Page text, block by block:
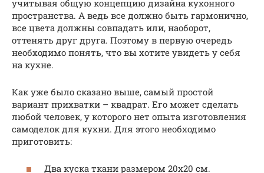
учитывая общую концепцию дизайна кухонного
пространства. А ведь все должно быть гармонично,
все цвета должны совпадать или, наоборот,
оттенять друг друга. Поэтому в первую очередь
необходимо понять, что вы хотите увидеть у себя
на кухне.
Как уже было сказано выше, самый простой
вариант прихватки – квадрат. Его может сделать
любой человек, у которого нет опыта изготовления
самоделок для кухни. Для этого необходимо
приготовить:
Два куска ткани размером 20х20 см.